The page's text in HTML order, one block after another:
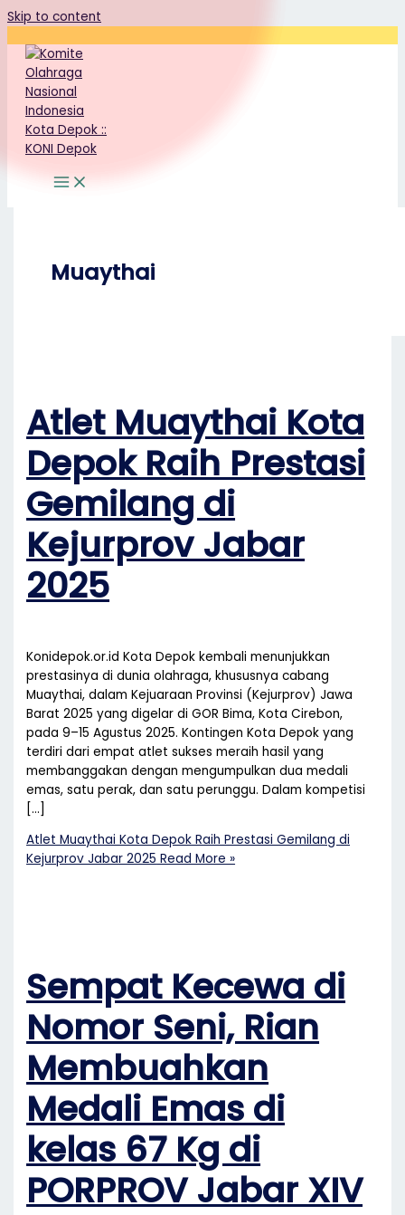
Skip to content
Muaythai
Atlet Muaythai Kota
Depok Raih Prestasi
Gemilang di
Kejurprov Jabar
2025
Konidepok.or.id Kota Depok kembali menunjukkan
prestasinya di dunia olahraga, khususnya cabang
Muaythai, dalam Kejuaraan Provinsi (Kejurprov) Jawa
Barat 2025 yang digelar di GOR Bima, Kota Cirebon,
pada 9–15 Agustus 2025. Kontingen Kota Depok yang
terdiri dari empat atlet sukses meraih hasil yang
membanggakan dengan mengumpulkan dua medali
emas, satu perak, dan satu perunggu. Dalam kompetisi
[…]
Atlet Muaythai Kota Depok Raih Prestasi Gemilang di
Kejurprov Jabar 2025 Read More »
Sempat Kecewa di
Nomor Seni, Rian
Membuahkan
Medali Emas di
kelas 67 Kg di
PORPROV Jabar XIV